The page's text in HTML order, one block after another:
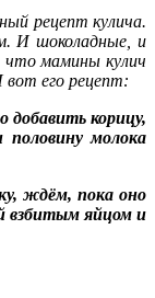
рецепт кулича.
И шоколадные, и
что мамины кулич
вот его рецепт:
корицу,
молока
ждём, пока оно
взбитым яйцом и